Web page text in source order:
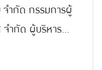
ำกัด กรรมการผู้
ำกัด ผู้บริหาร
ตรี ประเสริฐ